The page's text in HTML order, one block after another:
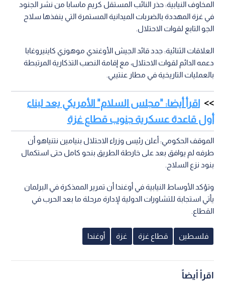
المخاوف النيابية: حذر النائب المستقل كريم ماسابا من نشر الجنود
في غزة المهددة بالضربات الميدانية المستمرة التي ينفذها سلاح
الجو التابع لقوات الاحتلال.
العلاقات الثنائية: جدد قائد الجيش الأوغندي موهوزي كاينيروغابا
دعمه الدائم لقوات الاحتلال، مع إقامة النصب التذكارية المرتبطة
بالعمليات التاريخية في مطار عنتيبي.
اقرأ أيضا: "مجلس السلام" الأمريكي يعد لبناء
أول قاعدة عسكرية جنوب قطاع غزة
الموقف الحكومي: أعلن رئيس وزراء الاحتلال بنيامين نتنياهو أن
طرفه لم يوافق بعد على خارطة الطريق بنحو كامل حتى استكمال
بنود نزع السلاح.
وتؤكد الأوساط النيابية في أوغندا أن تمرير الممذكرة في البرلمان
يأتي استجابة للتشاورات الدولية لإدارة مرحلة ما بعد الحرب في
القطاع.
فلسطين قطاع غزة غزة أوغندا
اقرأ أيضاً